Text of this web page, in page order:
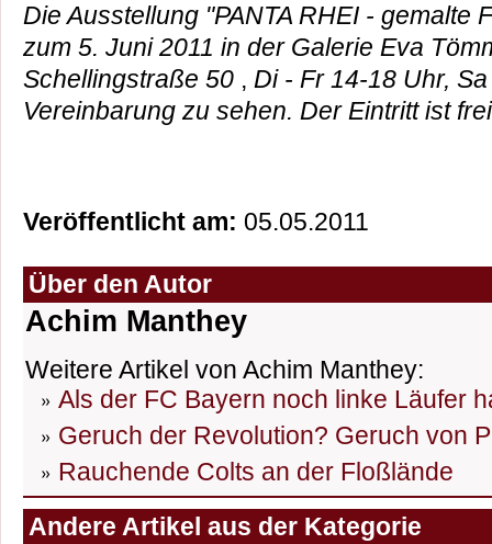
Die Ausstellung "PANTA RHEI - gemalte
zum 5. Juni 2011 in der Galerie Eva
Schellingstraße 50 , Di - Fr 14-18 Uhr,
Vereinbarung zu sehen. Der Eintritt ist
Veröffentlicht am: 05.05.2011
Über den Autor
Achim Manthey
Weitere Artikel von Achim Manthey:
Als der FC Bayern noch linke Läufer
Geruch der Revolution? Geruch von
Rauchende Colts an der Floßlände
Andere Artikel aus der Kategorie